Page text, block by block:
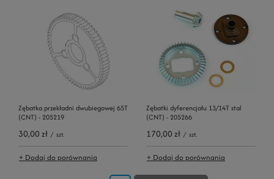
Zębatka przekładni dwubiegowej 65T
(CNT) - 205219
30,00 zł / szt.
+ Dodaj do porównania
Zębatki dyferencjału 13/14T stal
(CNT) - 205266
170,00 zł / szt.
+ Dodaj do porównania